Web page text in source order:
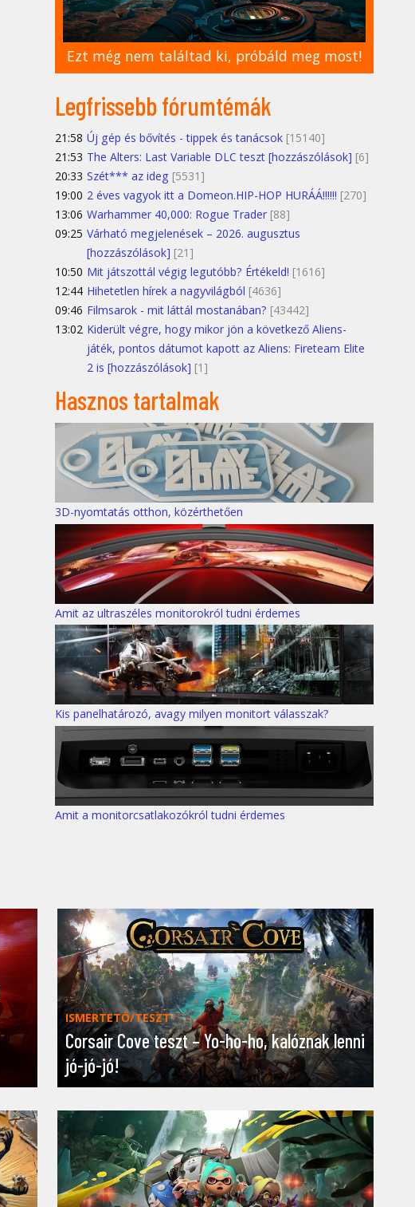
Ezt még nem találtad ki, próbáld meg most!
Legfrissebb fórumtémák
21:58 Új gép és bővítés - tippek és tanácsok [15140]
21:53 The Alters: Last Variable DLC teszt [hozzászólások] [6]
20:33 Szét*** az ideg [5531]
19:00 2 éves vagyok itt a Domeon.HIP-HOP HURÁÁ!!!!!! [270]
13:06 Warhammer 40,000: Rogue Trader [88]
09:25 Várható megjelenések – 2026. augusztus
[hozzászólások] [21]
10:50 Mit játszottál végig legutóbb? Értékeld! [1616]
12:44 Hihetetlen hírek a nagyvilágból [4636]
09:46 Filmsarok - mit láttál mostanában? [43442]
13:02 Kiderült végre, hogy mikor jön a következő Aliens-
játék, pontos dátumot kapott az Aliens: Fireteam Elite
2 is [hozzászólások] [1]
Hasznos tartalmak
3D-nyomtatás otthon, közérthetően
Amit az ultraszéles monitorokról tudni érdemes
Kis panelhatározó, avagy milyen monitort válasszak?
Amit a monitorcsatlakozókról tudni érdemes
ISMERTETŐ/TESZT
Corsair Cove teszt – Yo-ho-ho, kalóznak lenni
jó-jó-jó!